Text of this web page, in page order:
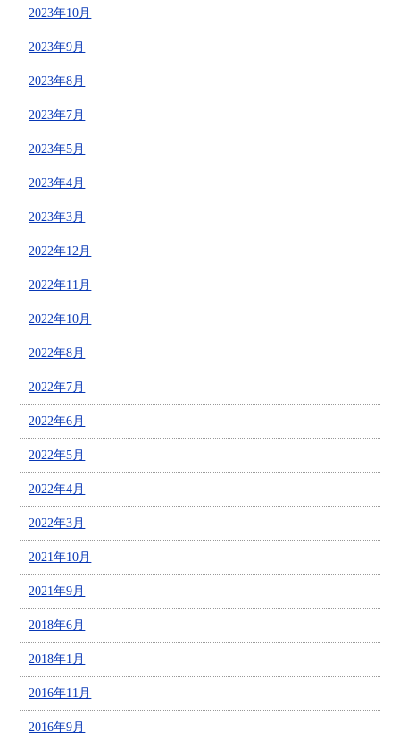
2023年10月
2023年9月
2023年8月
2023年7月
2023年5月
2023年4月
2023年3月
2022年12月
2022年11月
2022年10月
2022年8月
2022年7月
2022年6月
2022年5月
2022年4月
2022年3月
2021年10月
2021年9月
2018年6月
2018年1月
2016年11月
2016年9月